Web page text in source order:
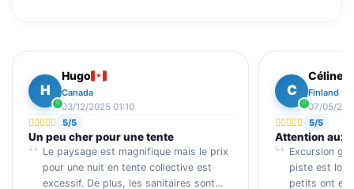
H
Hugo
Canada
03/12/2025 01:10
5/5
Un peu cher pour une tente
Le paysage est magnifique mais le prix
pour une nuit en tente collective est
excessif. De plus, les sanitaires sont
C
Céline
Finland
07/05/
5/5
Attention aux
Excursion
piste est
petits ont eu